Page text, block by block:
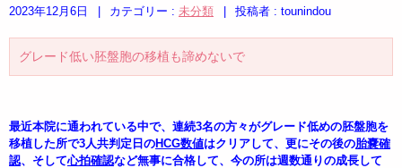
2023年12月6日 | カテゴリー : 未分類 | 投稿者 : tounindou
グレード低い胚盤胞の移植も諦めないで
最近本院に通われている中で、連続3名の方々がグレード低めの胚盤胞を
移植した所で3人共判定日のHCG数値はクリアして、更にその後の胎嚢確
認、そして心拍確認など無事に合格して、今の所は週数通りの成長して